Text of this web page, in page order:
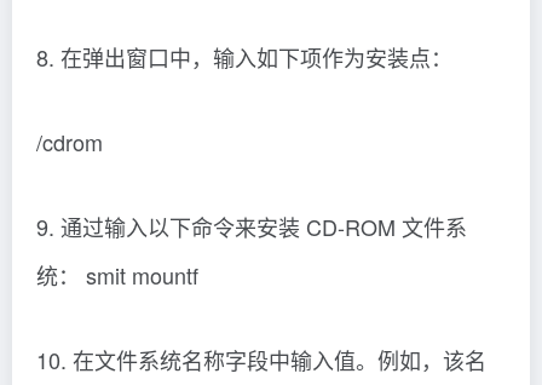
8. 在弹出窗口中，输入如下项作为安装点：
/cdrom
9. 通过输入以下命令来安装 CD-ROM 文件系
统： smit mountf
10. 在文件系统名称字段中输入值。例如，该名